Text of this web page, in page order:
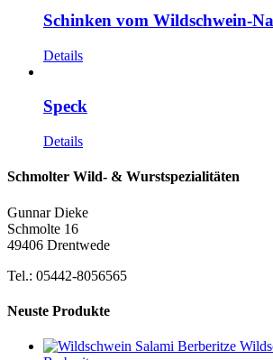
Schinken vom Wildschwein-
Details
Speck
Details
Schmolter Wild- & Wurstspezialitäten
Gunnar Dieke
Schmolte 16
49406 Drentwede
Tel.: 05442-8056565
Neuste Produkte